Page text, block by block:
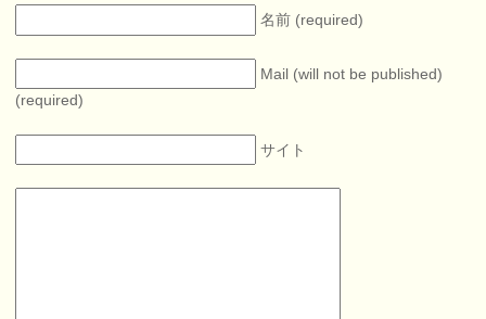
名前 (required)
Mail (will not be published)
(required)
サイト